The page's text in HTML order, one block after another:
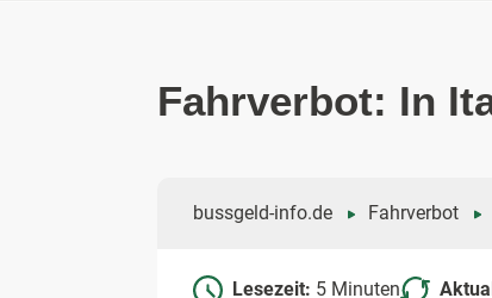
Fahrverbot: In
bussgeld-info.de Fahrverbot
Lesezeit: 5 Minuten